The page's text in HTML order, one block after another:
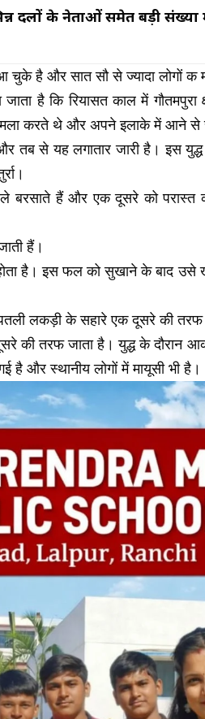
दलों के नेताओं समेत बड़ी संख्या
है और सात सौ से ज्यादा लोगों क
है कि रियासत काल में गौतमपुरा
करते थे और अपने इलाके में आने से
तब से यह लगातार जारी है। इस
बरसाते हैं और एक दूसरे को
हैं।
है। इस फल को सुखाने के बाद
लकड़ी के सहारे एक दूसरे की
की तरफ जाता है। युद्ध के
है और स्थानीय लोगों में मायूसी भी है।